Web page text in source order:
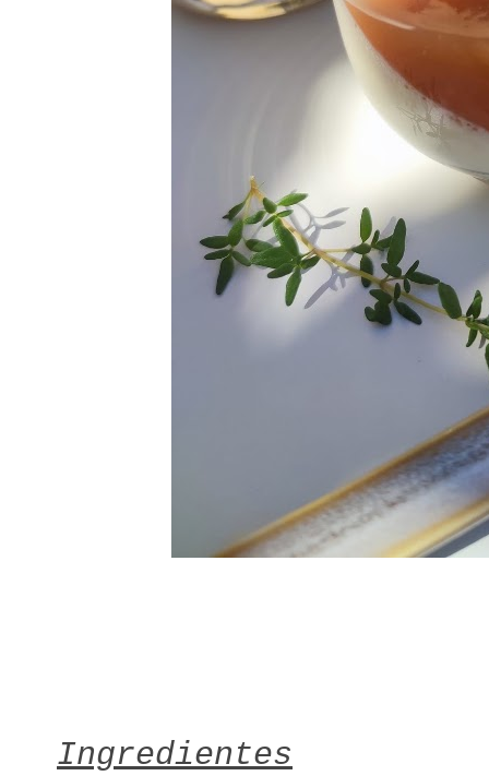
Ingredientes